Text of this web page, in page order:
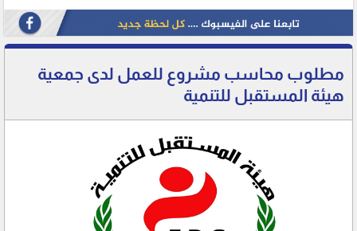
مطلوب محاسب مشروع للعمل لدى جمعية
هيئة المستقبل للتنمية